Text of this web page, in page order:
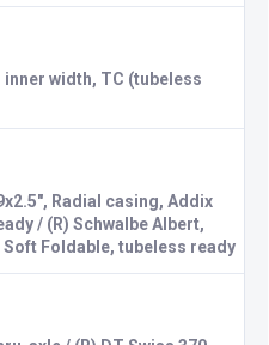
inner width, TC (tubeless
Radial casing, Addix
/ (R) Schwalbe Albert,
Foldable, tubeless ready